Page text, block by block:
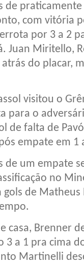
de
com vitória
por 3 a 2
Juan Miritello,
do placar,
visitou o
para o
de falta de
empate em 1
de um empate
no
gols de
casa, Brenner
3 a 1 pra cima
Martinelli